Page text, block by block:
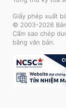
Giấy phép xuất
© 2003-2026
Cấm sao chép
bằng văn bản.